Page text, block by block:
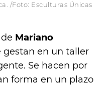
/Foto: Esculturas Únicas
de Mariano
gestan en un taller
Se hacen por
forma en un plazo